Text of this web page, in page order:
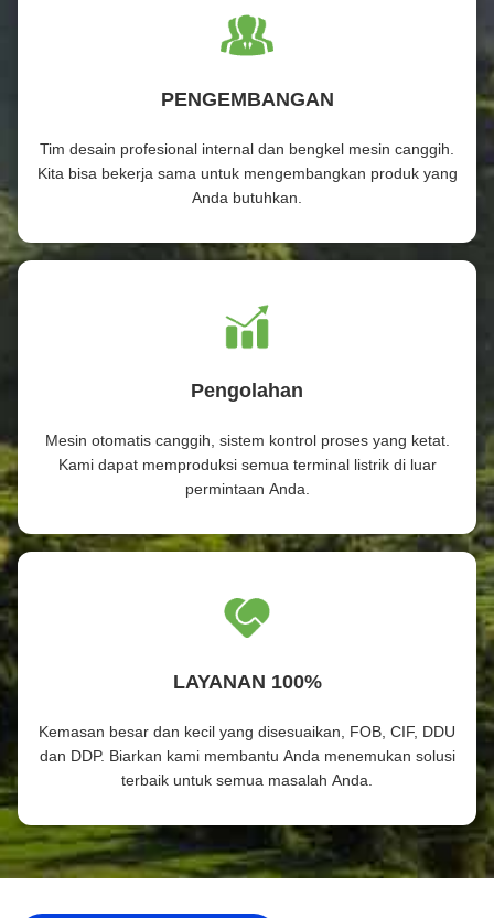
PENGEMBANGAN
Tim desain profesional internal dan bengkel mesin canggih.
Kita bisa bekerja sama untuk mengembangkan produk yang
Anda butuhkan.
Pengolahan
Mesin otomatis canggih, sistem kontrol proses yang ketat.
Kami dapat memproduksi semua terminal listrik di luar
permintaan Anda.
LAYANAN 100%
Kemasan besar dan kecil yang disesuaikan, FOB, CIF, DDU
dan DDP. Biarkan kami membantu Anda menemukan solusi
terbaik untuk semua masalah Anda.